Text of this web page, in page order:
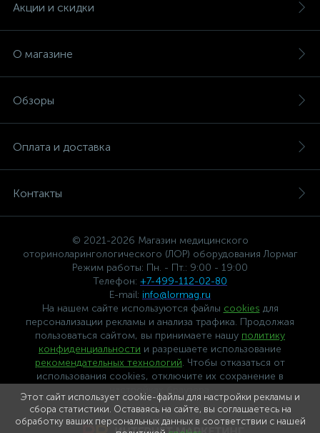
Акции и скидки
О магазине
Обзоры
Оплата и доставка
Контакты
© 2021-2026 Магазин медицинского
оториноларингологического (ЛОР) оборудования Лормаг
Режим работы: Пн. - Пт.: 9:00 - 19:00
Телефон: +7-499-112-02-80
E-mail: info@lormag.ru
На нашем сайте используются файлы cookies для
персонализации рекламы и анализа трафика. Продолжая
пользоваться сайтом, вы принимаете нашу политику
конфиденциальности и разрешаете использование
рекомендательных технологий. Чтобы отказаться от
использования cookies, отключите их сохранение в
Этот сайт использует cookie-файлы для настройки рекламы и
сбора статистики. Оставаясь на сайте, вы соглашаетесь на
обработку ваших персональных данных в соответствии с нашей